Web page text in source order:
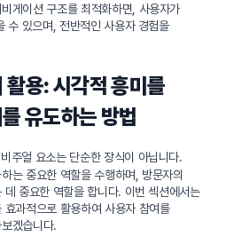
게이션 구조를 최적화하면, 사용자가
수 있으며, 전반적인 사용자 경험을
활용: 시각적 흥미를
유도하는 방법
주얼 요소는 단순한 장식이 아닙니다.
는 중요한 역할을 수행하며, 방문자의
중요한 역할을 합니다. 이번 섹션에서는
과적으로 활용하여 사용자 참여를
겠습니다.